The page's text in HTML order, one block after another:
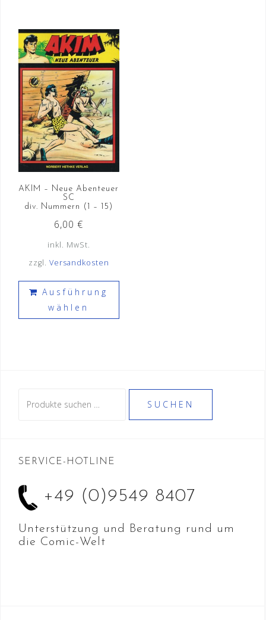
Die
Optionen
AKIM – Neue Abenteuer
SC
div. Nummern (1 – 15)
6,00€
inkl. MwSt.
zzgl. Versandkosten
Ausführung
wählen
Dieses
Optionen
können
auf
nach:
SUCHEN
SERVICE-HOTLINE
+49 (0)9549 8407
Unterstützung und Beratung rund um
die Comic-Welt